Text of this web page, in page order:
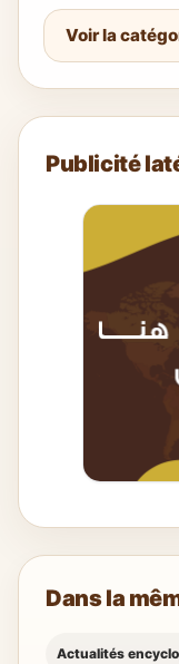
Voir la
Publicité
Dans la
Actualités